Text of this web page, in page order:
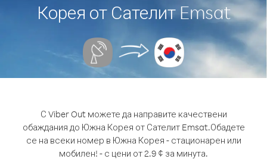
Корея от Сателит Emsat
С Viber Out можете да направите качествени
обаждания до Южна Корея от Сателит Emsat.Обадете
се на всеки номер в Южна Корея - стационарен или
мобилен! - с цени от 2.9 ¢ за минута.